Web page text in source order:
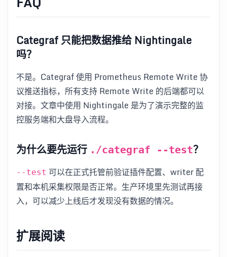
Categraf 只能把数据推给 Nightingale
吗？
不是。Categraf 使用 Prometheus Remote Write 协
议推送指标，所有支持 Remote Write 的后端都可以
对接。文章中使用 Nightingale 是为了演示完整的监
控服务端和大盘导入流程。
为什么要先运行 ./categraf --test？
--test 可以在正式托管前验证插件配置、writer 配
置和本机采集权限是否正常。生产环境里先测试再接
入，可以减少上线后才发现没有数据的情况。
扩展阅读